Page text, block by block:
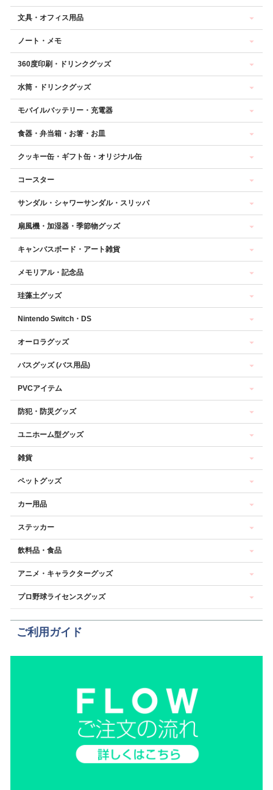
文具・オフィス用品
ノート・メモ
360度印刷・ドリンクグッズ
水筒・ドリンクグッズ
モバイルバッテリー・充電器
食器・弁当箱・お箸・お皿
クッキー缶・ギフト缶・オリジナル缶
コースター
サンダル・シャワーサンダル・スリッパ
扇風機・加湿器・季節物グッズ
キャンバスボード・アート雑貨
メモリアル・記念品
珪藻土グッズ
Nintendo Switch・DS
オーロラグッズ
バスグッズ (バス用品)
PVCアイテム
防犯・防災グッズ
ユニホーム型グッズ
雑貨
ペットグッズ
カー用品
ステッカー
飲料品・食品
アニメ・キャラクターグッズ
プロ野球ライセンスグッズ
ご利用ガイド